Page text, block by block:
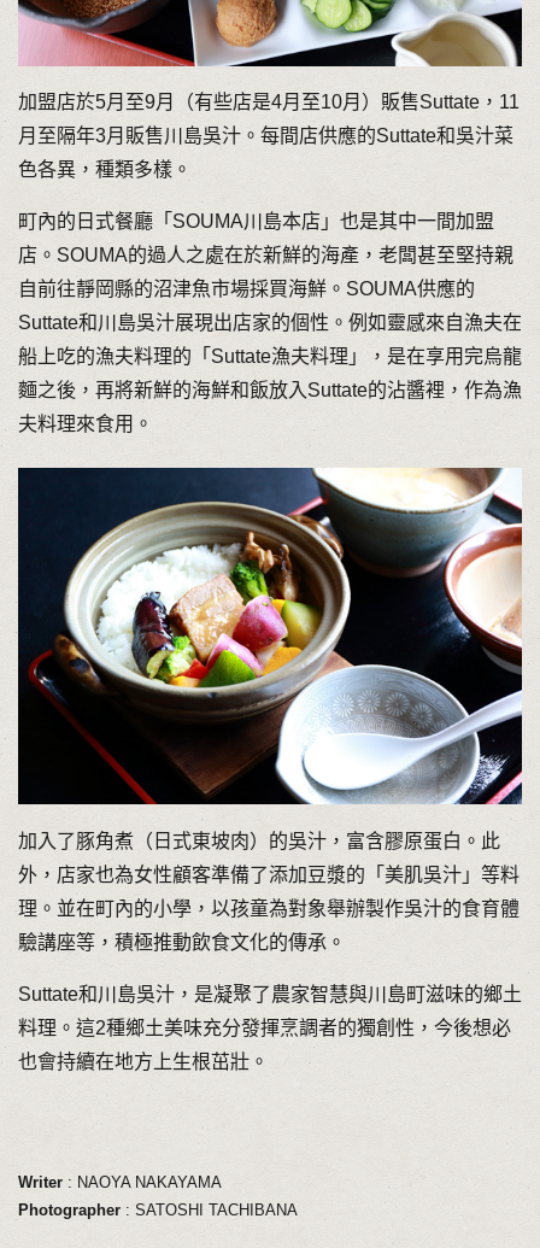
加盟店於5月至9月（有些店是4月至10月）販售Suttate，11
月至隔年3月販售川島吳汁。每間店供應的Suttate和吳汁菜
色各異，種類多樣。
町內的日式餐廳「SOUMA川島本店」也是其中一間加盟
店。SOUMA的過人之處在於新鮮的海產，老闆甚至堅持親
自前往靜岡縣的沼津魚市場採買海鮮。SOUMA供應的
Suttate和川島吳汁展現出店家的個性。例如靈感來自漁夫在
船上吃的漁夫料理的「Suttate漁夫料理」，是在享用完烏龍
麵之後，再將新鮮的海鮮和飯放入Suttate的沾醬裡，作為漁
夫料理來食用。
加入了豚角煮（日式東坡肉）的吳汁，富含膠原蛋白。此
外，店家也為女性顧客準備了添加豆漿的「美肌吳汁」等料
理。並在町內的小學，以孩童為對象舉辦製作吳汁的食育體
驗講座等，積極推動飲食文化的傳承。
Suttate和川島吳汁，是凝聚了農家智慧與川島町滋味的鄉土
料理。這2種鄉土美味充分發揮烹調者的獨創性，今後想必
也會持續在地方上生根茁壯。
Writer: NAOYA NAKAYAMA
Photographer: SATOSHI TACHIBANA